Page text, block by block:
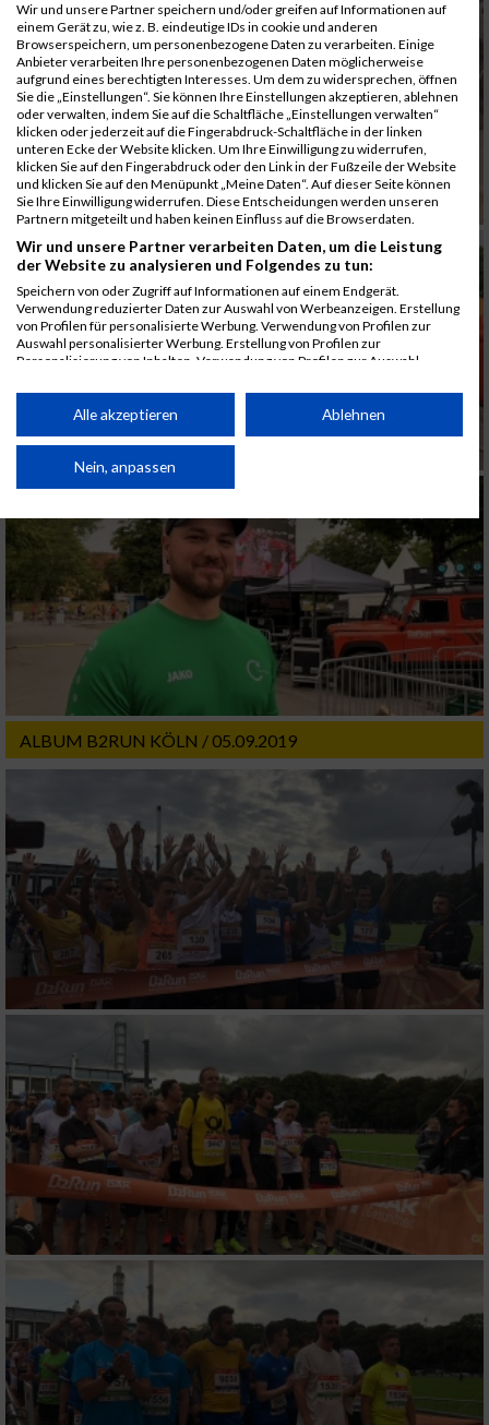
ALBUM B2RUN KÖLN / 05.09.2019
Wir und unsere Partner speichern und/oder greifen auf Informationen auf
einem Gerät zu, wie z. B. eindeutige IDs in cookie und anderen
Browserspeichern, um personenbezogene Daten zu verarbeiten. Einige
Anbieter verarbeiten Ihre personenbezogenen Daten möglicherweise
aufgrund eines berechtigten Interesses. Um dem zu widersprechen, öffnen
Sie die „Einstellungen“. Sie können Ihre Einstellungen akzeptieren, ablehnen
oder verwalten, indem Sie auf die Schaltfläche „Einstellungen verwalten“
klicken oder jederzeit auf die Fingerabdruck-Schaltfläche in der linken
unteren Ecke der Website klicken. Um Ihre Einwilligung zu widerrufen,
klicken Sie auf den Fingerabdruck oder den Link in der Fußzeile der Website
und klicken Sie auf den Menüpunkt „Meine Daten“. Auf dieser Seite können
Sie Ihre Einwilligung widerrufen. Diese Entscheidungen werden unseren
Partnern mitgeteilt und haben keinen Einfluss auf die Browserdaten.
Wir und unsere Partner verarbeiten Daten, um die Leistung
der Website zu analysieren und Folgendes zu tun:
Speichern von oder Zugriff auf Informationen auf einem Endgerät.
Verwendung reduzierter Daten zur Auswahl von Werbeanzeigen. Erstellung
von Profilen für personalisierte Werbung. Verwendung von Profilen zur
Auswahl personalisierter Werbung. Erstellung von Profilen zur
Personalisierung von Inhalten. Verwendung von Profilen zur Auswahl
Performance von Inhalten. Analyse von Zielgruppen durch Statistiken oder
Kombinationen von Daten aus verschiedenen Quellen. Entwicklung und
von Inhalten.
Daten können außerhalb der Europäischen Union weitergegeben und in die
Website/App.
Partnerliste anzeigen (1 IAB-Anbieter)
Wir nutzen Ihre Daten für folgende Zwecke:
IAB-Verarbeitungszwecke:
Speichern von oder Zugriff auf Informationen
auf einem Endgerät
Verwendung reduzierter Daten zur Auswahl
von Werbeanzeigen
Werbung
Verwendung von Profilen zur Auswahl
personalisierter Werbung
Erstellung von Profilen zur Personalisierung
Verwendung von Profilen zur Auswahl
personalisierter Inhalte
Messung der Werbeleistung
Messung der Performance von Inhalten
Analyse von Zielgruppen durch Statistiken
verschiedenen Quellen
Entwicklung und Verbesserung der Angebote
Verwendung reduzierter Daten zur Auswahl
von Inhalten
IAB-Besonderheiten:
Alle akzeptieren Ablehnen
Nein, anpassen